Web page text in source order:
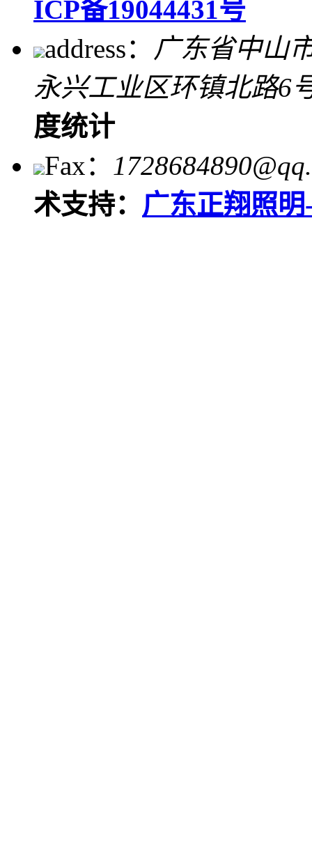
ICP备19044431号
address： 广东省中山
永兴工业区环镇北路6
度统计
Fax：
术支持： 广东正翔照